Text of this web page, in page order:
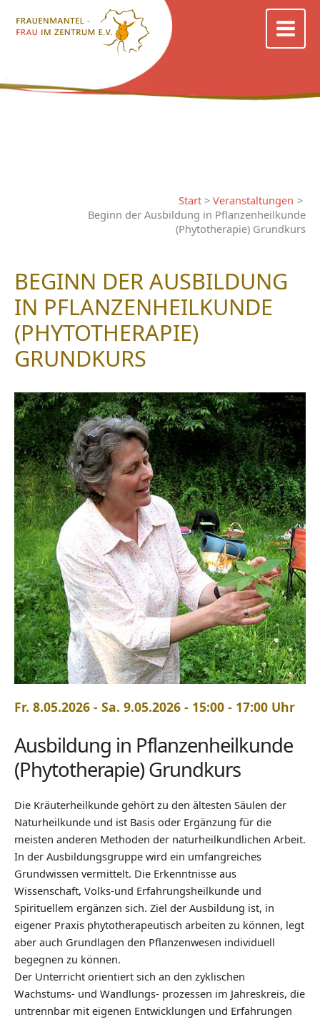
Inhalt
Start
Veranstaltungen
Beginn der Ausbildung in Pflanzenheilkunde
(Phytotherapie) Grundkurs
BEGINN DER AUSBILDUNG
IN PFLANZENHEILKUNDE
(PHYTOTHERAPIE)
GRUNDKURS
Fr. 8.05.2026 - Sa. 9.05.2026 - 15:00 - 17:00 Uhr
Ausbildung in Pflanzenheilkunde
(Phytotherapie) Grundkurs
Die Kräuterheilkunde gehört zu den ältesten Säulen der
Naturheilkunde und ist Basis oder Ergänzung für die
meisten anderen Methoden der naturheilkundlichen Arbeit.
In der Ausbildungsgruppe wird ein umfangreiches
Grundwissen vermittelt. Die Erkenntnisse aus
Wissenschaft, Volks-und Erfahrungsheilkunde und
Spirituellem ergänzen sich. Ziel der Ausbildung ist, in
eigener Praxis phytotherapeutisch arbeiten zu können, legt
aber auch Grundlagen den Pflanzenwesen individuell
begegnen zu können.
Der Unterricht orientiert sich an den zyklischen
Wachstums- und Wandlungs- prozessen im Jahreskreis, die
untrennbar mit eigenen Entwicklungen und Erfahrungen